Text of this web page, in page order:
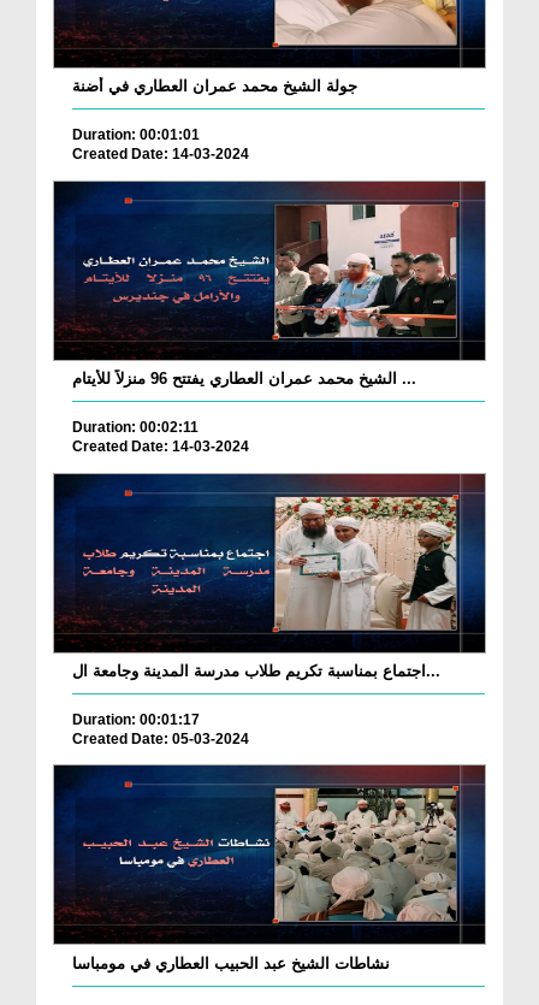
جولة الشيخ محمد عمران العطاري في أضنة
Duration: 00:01:01
Created Date: 14-03-2024
الشيخ محمد عمران العطاري يفتتح 96 منزلاً للأيتام ...
Duration: 00:02:11
Created Date: 14-03-2024
اجتماع بمناسبة تكريم طلاب مدرسة المدينة وجامعة ال...
Duration: 00:01:17
Created Date: 05-03-2024
نشاطات الشيخ عبد الحبيب العطاري في مومباسا